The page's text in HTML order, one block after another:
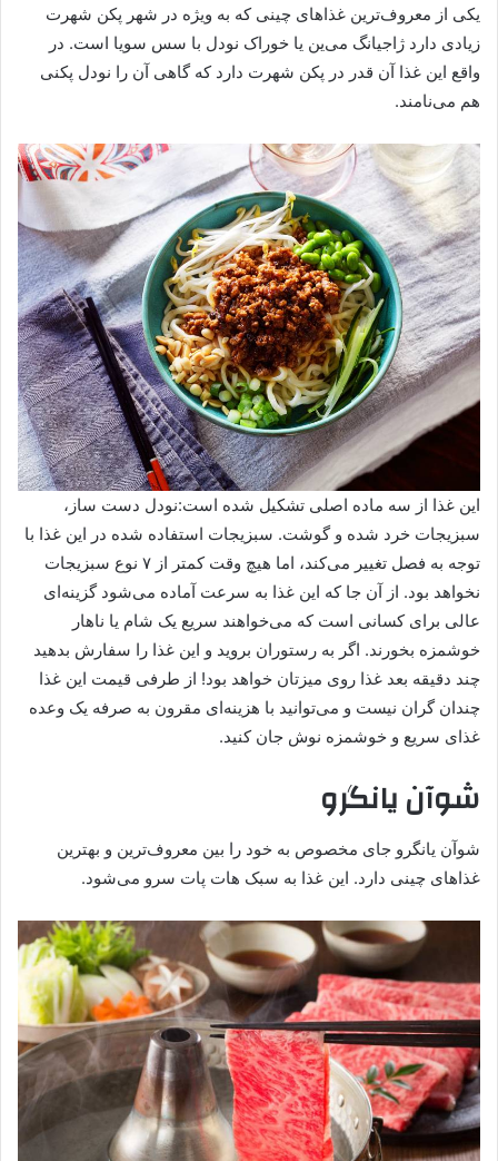
یکی از معروف‌ترین غذاهای چینی که به ویژه در شهر پکن شهرت
زیادی دارد ژاجیانگ می‌ین یا خوراک نودل با سس سویا است. در
واقع این غذا آن قدر در پکن شهرت دارد که گاهی آن را نودل پکنی
هم می‌نامند.
این غذا از سه ماده اصلی تشکیل شده است:نودل دست ساز،
سبزیجات خرد شده و گوشت. سبزیجات استفاده شده در این غذا با
توجه به فصل تغییر می‌کند، اما هیچ وقت کمتر از ۷ نوع سبزیجات
نخواهد بود. از آن جا که این غذا به سرعت آماده می‌شود گزینه‌ای
عالی برای کسانی است که می‌خواهند سریع یک شام یا ناهار
خوشمزه بخورند. اگر به رستوران بروید و این غذا را سفارش بدهید
چند دقیقه بعد غذا روی میزتان خواهد بود! از طرفی قیمت این غذا
چندان گران نیست و می‌توانید با هزینه‌ای مقرون به صرفه یک وعده
غذای سریع و خوشمزه نوش جان کنید.
شوآن یانگرو
شوآن یانگرو جای مخصوص به خود را بین معروف‌ترین و بهترین
غذاهای چینی دارد. این غذا به سبک هات پات سرو می‌شود.